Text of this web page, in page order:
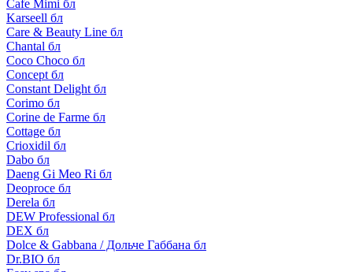
Cafe Mimi бл
Karseell бл
Care & Beauty Line бл
Chantal бл
Coco Choco бл
Concept бл
Constant Delight бл
Corimo бл
Corine de Farme бл
Cottage бл
Crioxidil бл
Dabo бл
Daeng Gi Meo Ri бл
Deoproce бл
Derela бл
DEW Professional бл
DEX бл
Dolce & Gabbana / Дольче Габбана бл
Dr.BIO бл